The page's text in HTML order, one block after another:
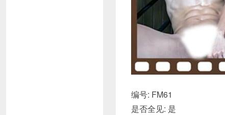
编号: FM61
是否全见: 是